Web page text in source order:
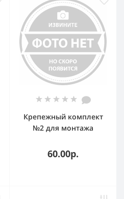
Крепежный комплект
№2 для монтажа
60.00р.